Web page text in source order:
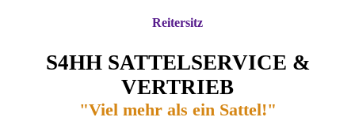
S4HH SATTELSERVICE &
VERTRIEB
"Viel mehr als ein Sattel!"
Reitersitz